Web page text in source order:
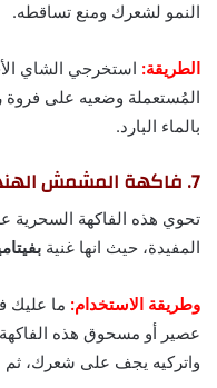
النمو لشعرك ومنع تساقطه.
الطريقة: استخرجي الشاي
المُستعملة وضعيه على فروة
بالماء البارد.
7. فاكهة المشمش الهندي (أملا):
تحوي هذه الفاكهة السحرية
المفيدة، حيث انها غنية
وطريقة الاستخدام: ما عليك
عصير أو مسحوق هذه
واتركيه يجف على شعرك، ثم